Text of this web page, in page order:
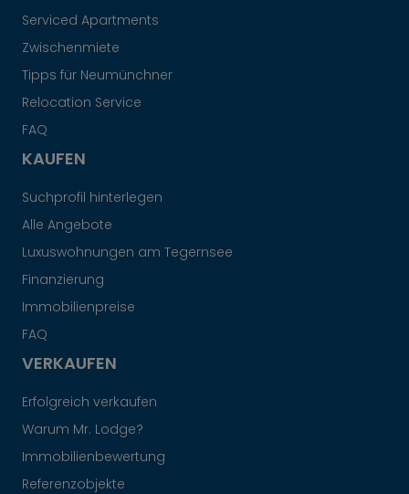
Serviced Apartments
Zwischenmiete
Tipps für Neumünchner
Relocation Service
FAQ
KAUFEN
Suchprofil hinterlegen
Alle Angebote
Luxuswohnungen am Tegernsee
Finanzierung
Immobilienpreise
FAQ
VERKAUFEN
Erfolgreich verkaufen
Warum Mr. Lodge?
Immobilienbewertung
Referenzobjekte